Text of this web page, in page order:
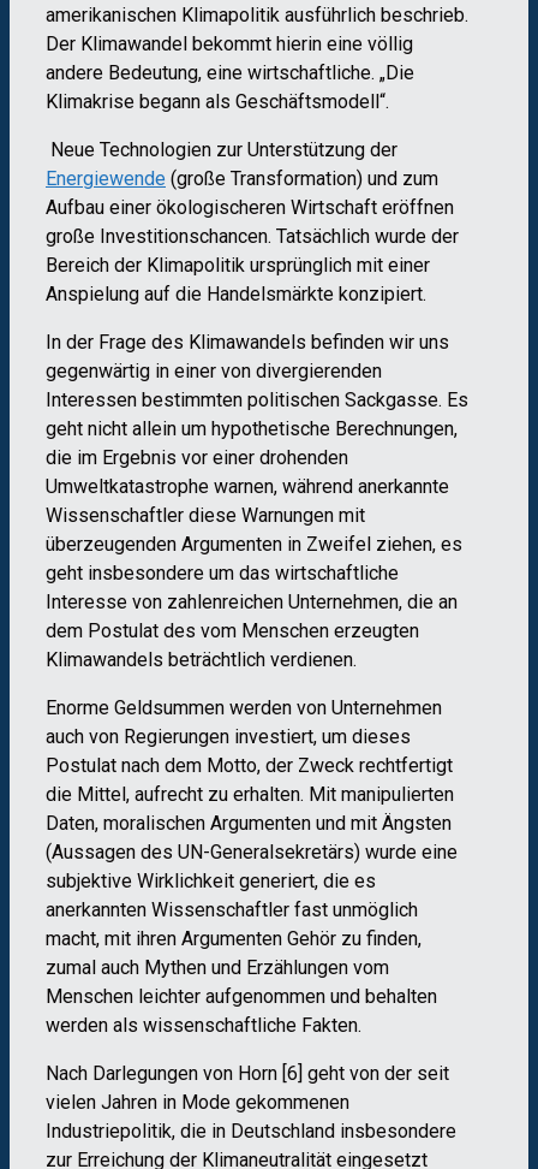
amerikanischen Klimapolitik ausführlich beschrieb.
Der Klimawandel bekommt hierin eine völlig
andere Bedeutung, eine wirtschaftliche. „Die
Klimakrise begann als Geschäftsmodell“.
Neue Technologien zur Unterstützung der
Energiewende (große Transformation) und zum
Aufbau einer ökologischeren Wirtschaft eröffnen
große Investitionschancen. Tatsächlich wurde der
Bereich der Klimapolitik ursprünglich mit einer
Anspielung auf die Handelsmärkte konzipiert.
In der Frage des Klimawandels befinden wir uns
gegenwärtig in einer von divergierenden
Interessen bestimmten politischen Sackgasse. Es
geht nicht allein um hypothetische Berechnungen,
die im Ergebnis vor einer drohenden
Umweltkatastrophe warnen, während anerkannte
Wissenschaftler diese Warnungen mit
überzeugenden Argumenten in Zweifel ziehen, es
geht insbesondere um das wirtschaftliche
Interesse von zahlenreichen Unternehmen, die an
dem Postulat des vom Menschen erzeugten
Klimawandels beträchtlich verdienen.
Enorme Geldsummen werden von Unternehmen
auch von Regierungen investiert, um dieses
Postulat nach dem Motto, der Zweck rechtfertigt
die Mittel, aufrecht zu erhalten. Mit manipulierten
Daten, moralischen Argumenten und mit Ängsten
(Aussagen des UN-Generalsekretärs) wurde eine
subjektive Wirklichkeit generiert, die es
anerkannten Wissenschaftler fast unmöglich
macht, mit ihren Argumenten Gehör zu finden,
zumal auch Mythen und Erzählungen vom
Menschen leichter aufgenommen und behalten
werden als wissenschaftliche Fakten.
Nach Darlegungen von Horn [6] geht von der seit
vielen Jahren in Mode gekommenen
Industriepolitik, die in Deutschland insbesondere
zur Erreichung der Klimaneutralität eingesetzt